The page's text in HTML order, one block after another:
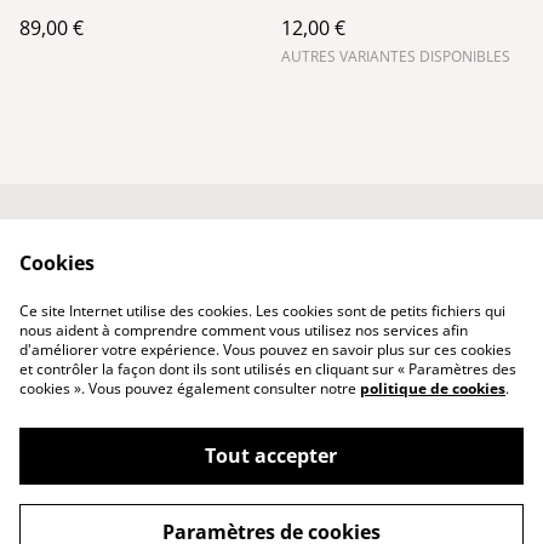
89,00 €
12,00 €
AUTRES VARIANTES DISPONIBLES
Conditions générales
Qui suis-je ?
Politique de cookies
Nous contacter
©2026PhenixCuir & PhenixBijoux
Cookies
Ce site Internet utilise des cookies. Les cookies sont de petits fichiers qui
nous aident à comprendre comment vous utilisez nos services afin
d'améliorer votre expérience. Vous pouvez en savoir plus sur ces cookies
et contrôler la façon dont ils sont utilisés en cliquant sur « Paramètres des
cookies ». Vous pouvez également consulter notre politique de cookies.
Tout accepter
Paramètres de cookies